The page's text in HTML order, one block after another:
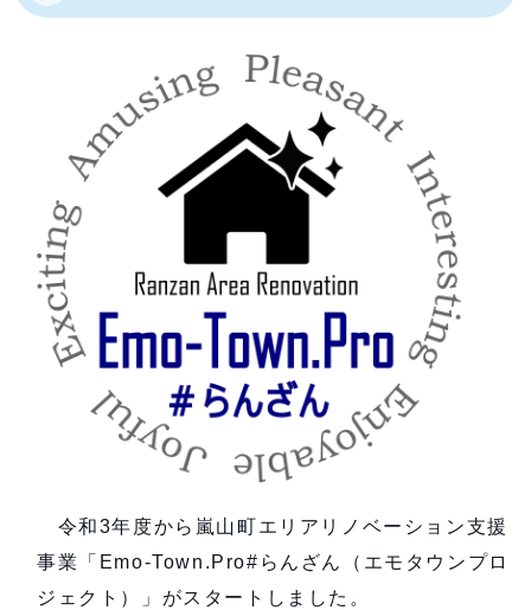
令和3年度から嵐山町エリアリノベーション支援
事業「Emo-Town.Pro#らんざん（エモタウンプロ
ジェクト）」がスタートしました。